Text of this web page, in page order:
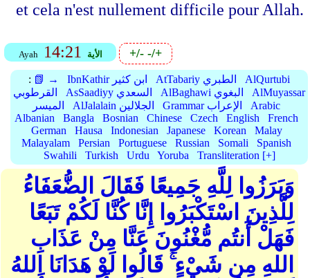
et cela n'est nullement difficile pour Allah.
Ayah 14:21 الأية +/--/+
: 📗 → IbnKathir ابن كثير AtTabariy الطبري
AlQurtubi
القرطوبي
AsSaadiyy السعدي AlBaghawi البغوي
AlMuyassar
الميسر
AlJalalain الجلالين Grammar الإعراب
Arabic
Albanian
Bangla Bosnian Chinese Czech English
French
German
Hausa Indonesian Japanese Korean
Malay
Malayalam
Persian Portuguese Russian Somali
Spanish
Swahili
Turkish Urdu Yoruba Transliteration [+]
وَبَرَزُوا لِلَّهِ جَمِيعًا فَقَالَ الضُّعَفَاءُ
لِلَّذِينَ اسْتَكْبَرُوا إِنَّا كُنَّا لَكُمْ تَبَعًا
فَهَلْ أَنتُم مُّغْنُونَ عَنَّا مِنْ عَذَابِ
اللهِ مِن شَيْءٍ ۚ قَالُوا لَوْ هَدَانَا اللهُ